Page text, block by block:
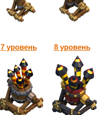
7 уровень 8 уровень